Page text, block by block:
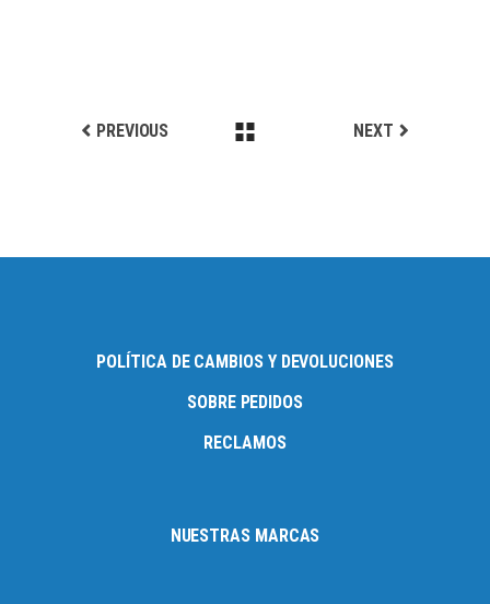
PREVIOUS NEXT
POLÍTICA DE CAMBIOS Y DEVOLUCIONES
SOBRE PEDIDOS
RECLAMOS
NUESTRAS MARCAS